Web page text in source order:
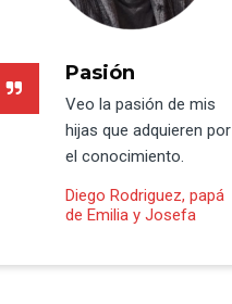
Pasión
Veo la pasión de mis
hijas que adquieren por
el conocimiento.
Diego Rodriguez, papá
de Emilia y Josefa